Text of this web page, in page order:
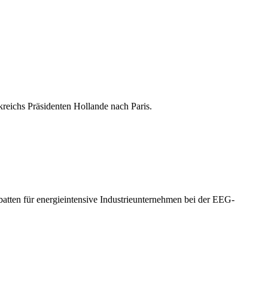
Präsidenten Hollande nach Paris.
für energieintensive Industrieunternehmen bei der EEG-